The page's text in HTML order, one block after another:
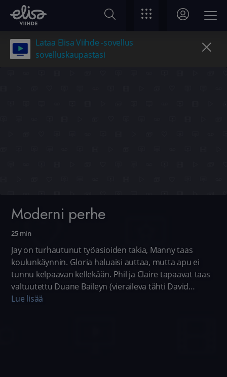
Lataa Elisa Viihde -sovellus
sovelluskaupastasi
Moderni perhe
25 min
Jay on turhautunut työasioiden takia, Manny taas
koulunkäynnin. Gloria haluaisi auttaa, mutta apu ei
tunnu kelpaavan kellekään. Phil ja Claire tapaavat taas
valtuutettu Duane Baileyn (vieraileva tähti David
Cross), joka kampanjoi toista kauttaan varten. H
Lue lisää